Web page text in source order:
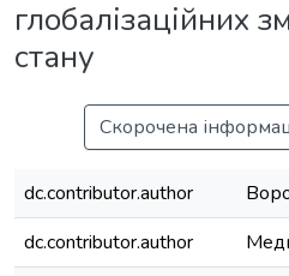
глобалізаційних
стану
Скорочена
dc.contributor.author
dc.contributor.author